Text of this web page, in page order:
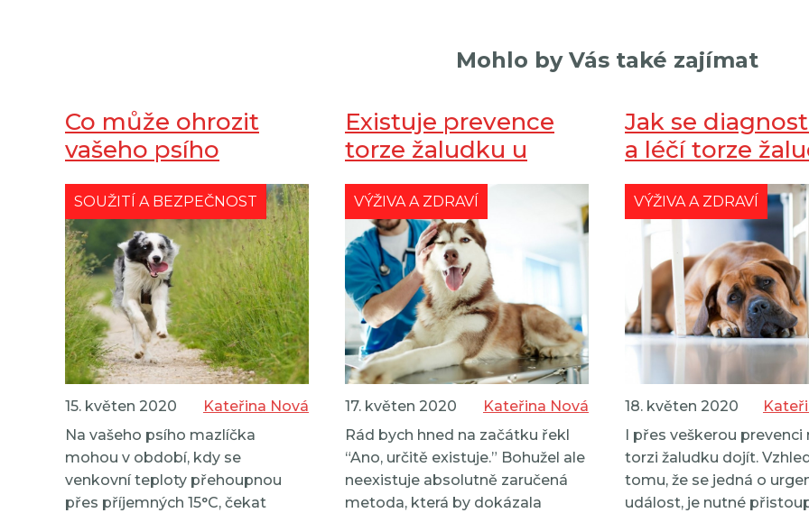
Mohlo by Vás také zajímat
Co může ohrozit
vašeho psího
parťáka v létě aneb
příroda útočí
SOUŽITÍ A BEZPEČNOST
15. květen 2020
Kateřina Nová
Na vašeho psího mazlíčka
mohou v období, kdy se
venkovní teploty přehoupnou
přes příjemných 15°C, čekat
Existuje prevence
torze žaludku u
psů?
VÝŽIVA A ZDRAVÍ
17. květen 2020
Kateřina Nová
Rád bych hned na začátku řekl
“Ano, určitě existuje.” Bohužel ale
neexistuje absolutně zaručená
metoda, která by dokázala
Jak se
a léčí torze
u psa?
VÝŽIVA A ZDRAVÍ
18. květen 2020
I přes veškerou
torzi žaludku dojít.
tomu, že se jedná o
událost, je nutné